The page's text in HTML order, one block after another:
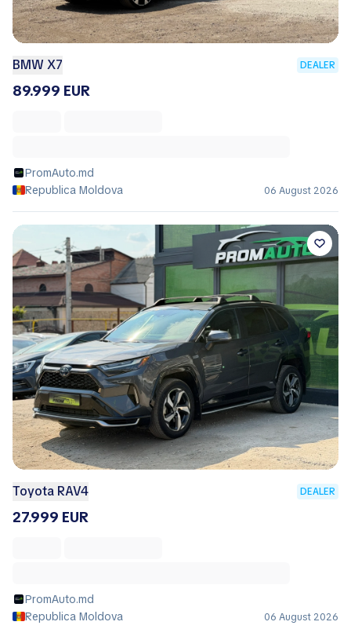
BMW X7 DEALER
89.999 EUR
PromAuto.md
Republica Moldova
06 August 2026
Toyota RAV4 DEALER
27.999 EUR
PromAuto.md
Republica Moldova
06 August 2026